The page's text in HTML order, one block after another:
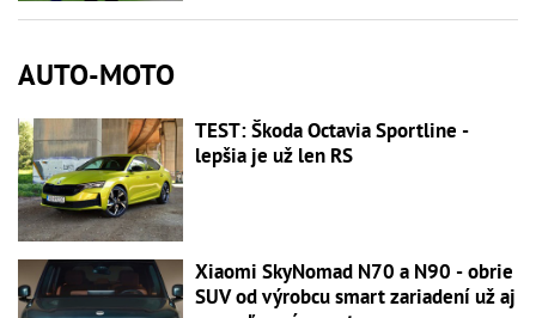
AUTO-MOTO
TEST: Škoda Octavia Sportline -
lepšia je už len RS
Xiaomi SkyNomad N70 a N90 - obrie
SUV od výrobcu smart zariadení už aj